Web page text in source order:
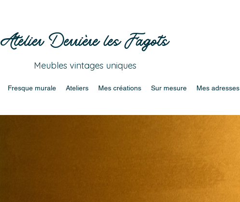
Atelier Derrière les Fagots
Meubles vintages uniques
Fresque murale Ateliers Mes créations Sur mesure Mes adresses